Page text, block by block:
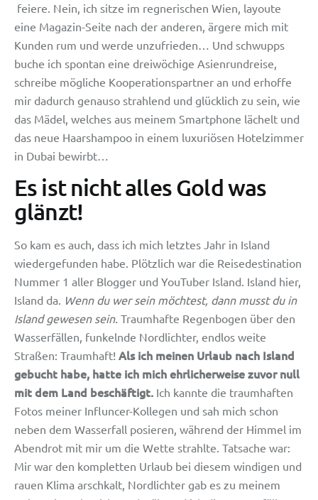
feiere. Nein, ich sitze im regnerischen Wien, layoute
eine Magazin-Seite nach der anderen, ärgere mich mit
Kunden rum und werde unzufrieden… Und schwupps
buche ich spontan eine dreiwöchige Asienrundreise,
schreibe mögliche Kooperationspartner an und erhoffe
mir dadurch genauso strahlend und glücklich zu sein, wie
das Mädel, welches aus meinem Smartphone lächelt und
das neue Haarshampoo in einem luxuriösen Hotelzimmer
in Dubai bewirbt…
Es ist nicht alles Gold was
glänzt!
So kam es auch, dass ich mich letztes Jahr in Island
wiedergefunden habe. Plötzlich war die Reisedestination
Nummer 1 aller Blogger und YouTuber Island. Island hier,
Island da. Wenn du wer sein möchtest, dann musst du in
Island gewesen sein. Traumhafte Regenbogen über den
Wasserfällen, funkelnde Nordlichter, endlos weite
Straßen: Traumhaft! Als ich meinen Urlaub nach Island
gebucht habe, hatte ich mich ehrlicherweise zuvor null
mit dem Land beschäftigt. Ich kannte die traumhaften
Fotos meiner Influncer-Kollegen und sah mich schon
neben dem Wasserfall posieren, während der Himmel im
Abendrot mit mir um die Wette strahlte. Tatsache war:
Mir war den kompletten Urlaub bei diesem windigen und
rauen Klima arschkalt, Nordlichter gab es zu meinem